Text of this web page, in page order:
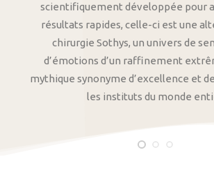
scientifiquement développée pour
résultats rapides, celle-ci est une
chirurgie Sothys, un univers de
d’émotions d’un raffinement
mythique synonyme d’excellence et
les instituts du monde